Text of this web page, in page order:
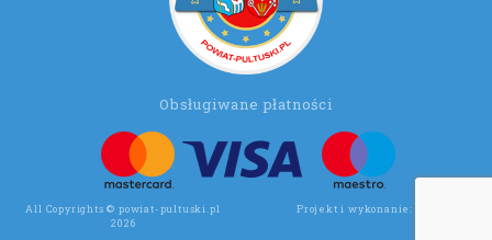
Obsługiwane płatności
All Copyrights © powiat-pultuski.pl
2026
Projekt i wykonanie: